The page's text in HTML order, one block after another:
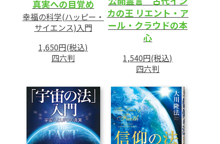
6 ユートピア創りの条件
(1)進歩の原理-真理知識の獲得と利他の実践
第3章 天使の条件
(1)菩薩の世界に入るべし
(2)幸福の科学における修行
2 地獄的なるものを遠ざける
(1)人を責める思いと地獄霊
真実への目覚め
幸福の科学(ハッピー・
サイエンス)入門
1,650円(税込)
四六判
カの王 リエント・ア
ール・クラウドの本
心
1,540円(税込)
四六判